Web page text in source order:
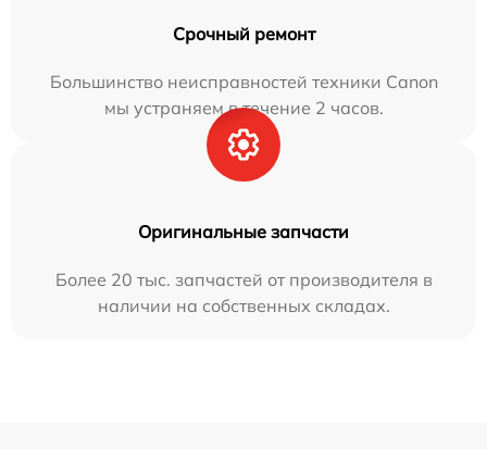
Срочный ремонт
Большинство неисправностей техники Canon
мы устраняем в течение 2 часов.
Оригинальные запчасти
Более 20 тыс. запчастей от производителя в
наличии на собственных складах.